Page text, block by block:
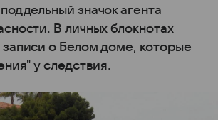
значок агента
В личных блокнотах
о Белом доме, которые
у следствия.